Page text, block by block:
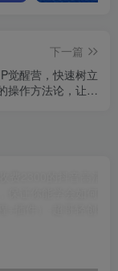
下一篇
觉醒营，快速树立
操作方法论，让你